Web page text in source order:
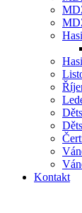
Kontakt